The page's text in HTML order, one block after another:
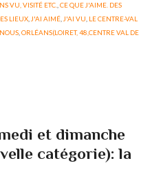
VU, VISITÉ ETC. ,CE QUE J'AIME. DES
LIEUX J'AI AIMÉ J'AI VU LE CENTRE-VAL
NOUS ,ORLÉANS(LOIRET, 48,CENTRE VAL DE
et dimanche
catégorie): la